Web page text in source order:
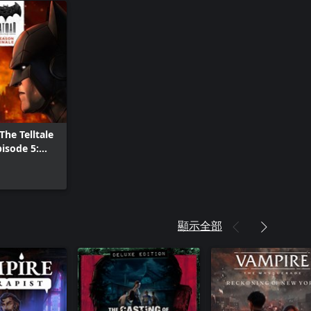
Telltale
5:
顯示全部